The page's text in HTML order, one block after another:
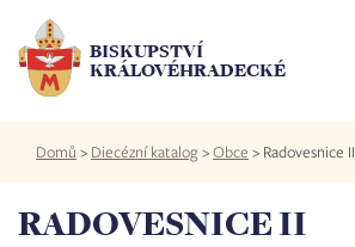
hlavnímu
obsahu
BISKUPSTVÍ
KRÁLOVÉHRADECKÉ
Drobečková
navigace
Domů > Diecézní katalog>Obce > Radovesnice II
RADOVESNICE II